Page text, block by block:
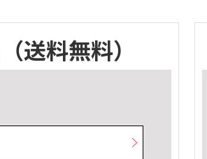
（送料無料）